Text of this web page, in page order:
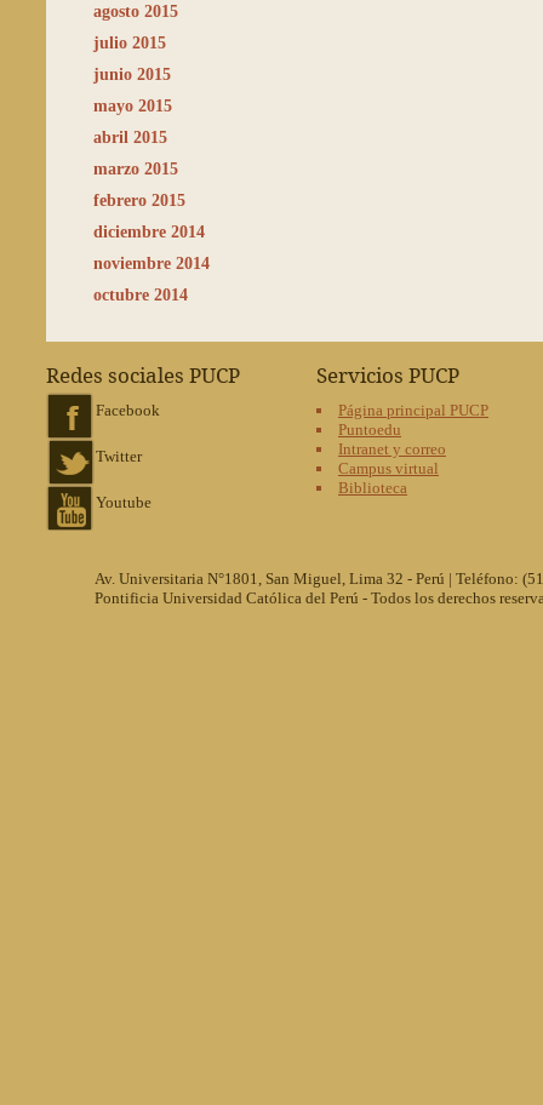
agosto 2015
julio 2015
junio 2015
mayo 2015
abril 2015
marzo 2015
febrero 2015
diciembre 2014
noviembre 2014
octubre 2014
Redes sociales PUCP
Facebook
Twitter
Youtube
Servicios PUCP
Página principal PUCP
Puntoedu
Intranet y correo
Campus virtual
Biblioteca
Av. Universitaria N°1801, San Miguel, Lima 32 - Perú | Teléfono:
Pontificia Universidad Católica del Perú - Todos los derechos